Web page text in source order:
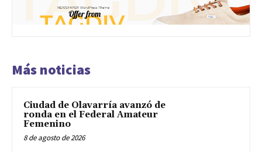
Más noticias
Ciudad de Olavarría avanzó de
ronda en el Federal Amateur
Femenino
8 de agosto de 2026